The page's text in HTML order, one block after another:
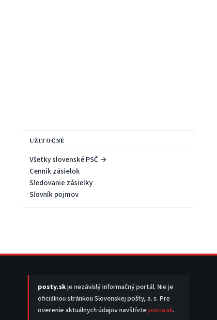
UŽITOČNÉ
Všetky slovenské PSČ →
Cenník zásielok
Sledovanie zásielky
Slovník pojmov
posty.skje nezávislý informačný portál. Nie je
oficiálnou stránkou Slovenskej pošty, a. s. Pre
overenie aktuálnych údajov navštívteposta.sk.